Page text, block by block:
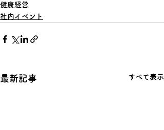
健康経営
社内イベント
最新記事 すべて表示